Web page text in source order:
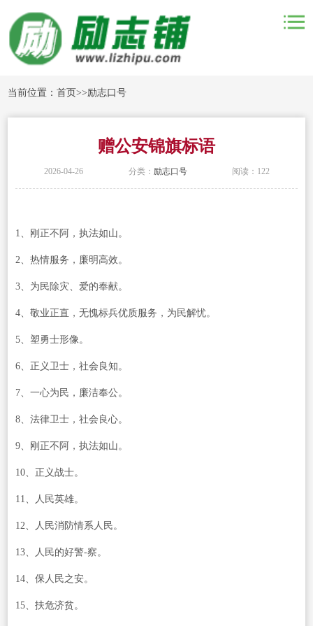
当前位置：首页>>励志口号
赠公安锦旗标语
2026-04-26 分类： 励志口号 阅读：122
1、刚正不阿，执法如山。
2、热情服务，廉明高效。
3、为民除灾、爱的奉献。
4、敬业正直，无愧标兵优质服务，为民解忧。
5、塑勇士形像。
6、正义卫士，社会良知。
7、一心为民，廉洁奉公。
8、法律卫士，社会良心。
9、刚正不阿，执法如山。
10、正义战士。
11、人民英雄。
12、人民消防情系人民。
13、人民的好警-察。
14、保人民之安。
15、扶危济贫。